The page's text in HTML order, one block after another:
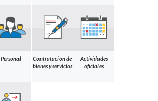
Personal
Contratación de
bienes y servicios
Actividades
oficiales